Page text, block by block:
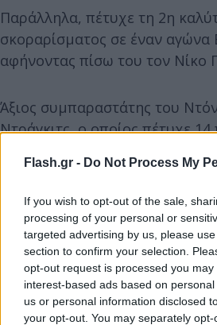
Flash.gr - Do Not Process My
If you wish to opt-out of the sale,
processing of your personal or
targeted advertising by us, please
section to confirm your selection.
opt-out request is processed you may
interest-based ads based on
us or personal information disclosed
your opt-out. You may separately
Παράλληλα, πέτυχε τη 2η
σκοραρίσματος σε έναν
αφήνοντας πίσω του τον Νίκο
Άξιος συμπαραστάτης του
Ντράγκιτς, ο οποίος πέτυχε